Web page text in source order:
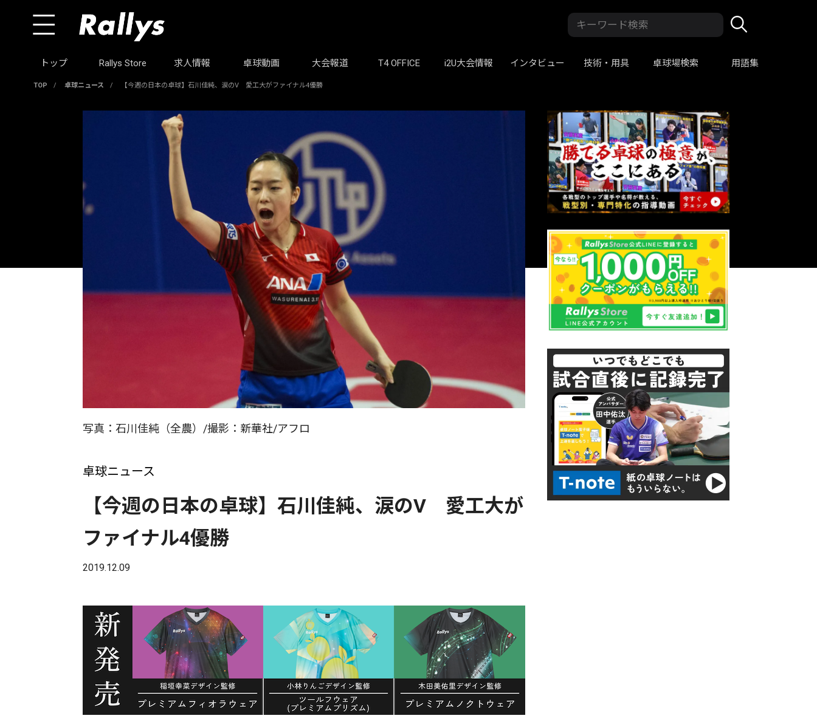
トップ Rallys Store 求人情報 卓球動画 大会報道 T4 OFFICE i2U大会情報 インタビュー 技術・用具 卓球場検索 用語集
TOP / 卓球ニュース / 【今週の日本の卓球】石川佳純、涙のV 愛工大がファイナル4優勝
写真：石川佳純（全農）/撮影：新華社/アフロ
卓球ニュース
【今週の日本の卓球】石川佳純、涙のV 愛工大が
ファイナル4優勝
2019.12.09